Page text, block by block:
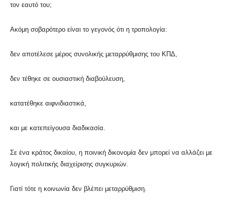
τον εαυτό του;
Ακόμη σοβαρότερο είναι το γεγονός ότι η τροπολογία:
δεν αποτέλεσε μέρος συνολικής μεταρρύθμισης του ΚΠΔ,
δεν τέθηκε σε ουσιαστική διαβούλευση,
κατατέθηκε αιφνιδιαστικά,
και με κατεπείγουσα διαδικασία.
Σε ένα κράτος δικαίου, η ποινική δικονομία δεν μπορεί να αλλάζει με
λογική πολιτικής διαχείρισης συγκυριών.
Γιατί τότε η κοινωνία δεν βλέπει μεταρρύθμιση.